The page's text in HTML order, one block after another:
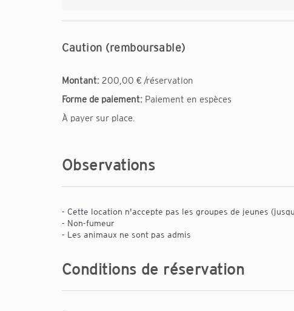
Caution (remboursable)
Montant: 200,00 € /réservation
Forme de paiement: Paiement en espèces
À payer sur place.
Observations
- Cette location n'accepte pas les groupes de jeunes
- Non-fumeur
- Les animaux ne sont pas admis
Conditions de réservation